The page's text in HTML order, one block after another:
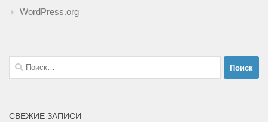
WordPress.org
Найти:
СВЕЖИЕ ЗАПИСИ